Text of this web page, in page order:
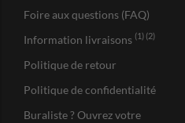
Foire aux questions (FAQ)
Information livraisons (1) (2)
Politique de retour
Politique de confidentialité
Buraliste ? Ouvrez votre